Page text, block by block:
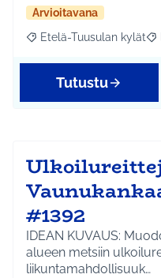
Arvioitavana
Rajaa tulokset aihepiirin
Etelä-Tuusulan kylät
Tutustu
#1392
IDEAN KUVAUS:
alueen metsiin
liikuntamahdollisuuk…